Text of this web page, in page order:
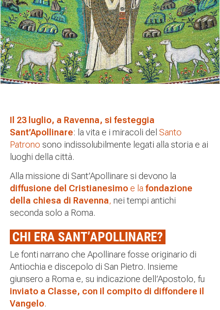
Il 23 luglio, a Ravenna, si festeggia
Sant’Apollinare: la vita e i miracoli del Santo
Patrono sono indissolubilmente legati alla storia e ai
luoghi della città.
Alla missione di Sant’Apollinare si devono la
diffusione del Cristianesimoe la fondazione
della chiesa di Ravenna, nei tempi antichi
seconda solo a Roma.
CHI ERA SANT’APOLLINARE?
Le fonti narrano che Apollinare fosse originario di
Antiochia e discepolo di San Pietro. Insieme
giunsero a Roma e, su indicazione dell’Apostolo, fu
inviato a Classe, con il compito di diffondere il
Vangelo.